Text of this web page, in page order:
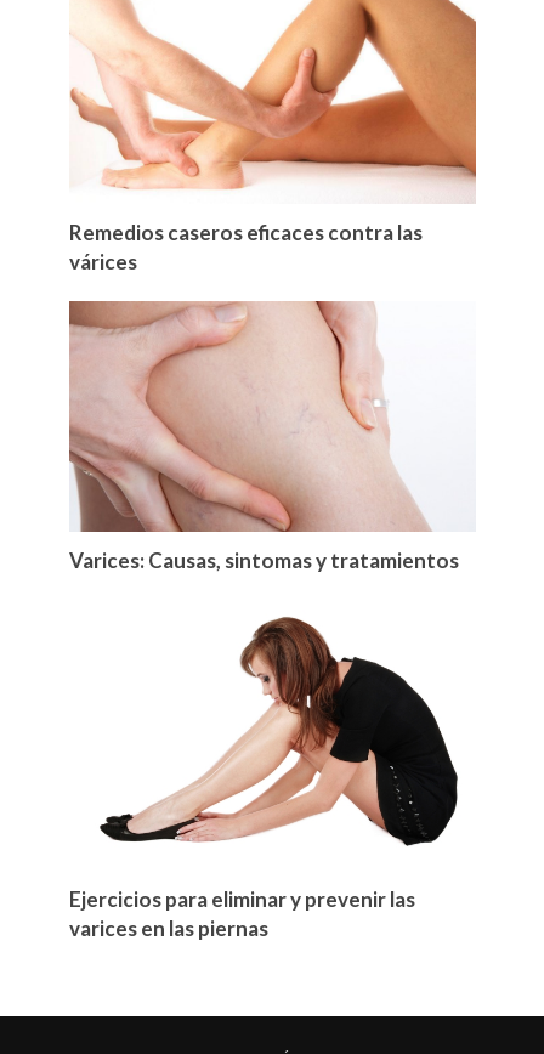
Remedios caseros eficaces contra las
várices
Varices: Causas, sintomas y tratamientos
Ejercicios para eliminar y prevenir las
varices en las piernas